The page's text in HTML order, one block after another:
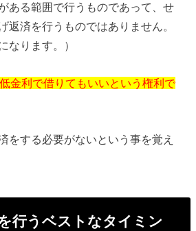
ある範囲で行うものであって、せ
返済を行うものではありません。
なります。）
金利で借りてもいいという権利で
をする必要がないという事を覚え
行うベストなタイミン